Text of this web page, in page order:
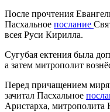
После прочтения
Пасхальное послание
всея Руси Кирилла.
Сугубая ектения была
а затем митрополит
Перед причащением
зачитал Пасхальное
Аристарха, митрополита